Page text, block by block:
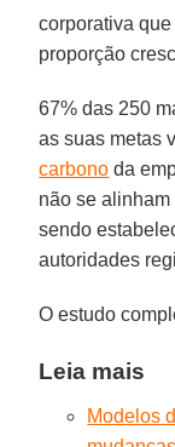
corporativa
proporção
67% das 250
as suas metas
carbono da
não se
sendo
autoridades
O estudo
Leia mais
Modelos